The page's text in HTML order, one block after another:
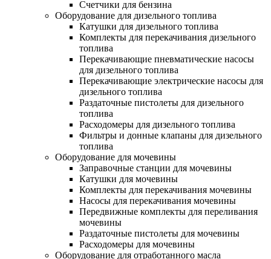
Счетчики для бензина
Оборудование для дизельного топлива
Катушки для дизельного топлива
Комплекты для перекачивания дизельного
топлива
Перекачивающие пневматические насосы
для дизельного топлива
Перекачивающие электрические насосы для
дизельного топлива
Раздаточные пистолеты для дизельного
топлива
Расходомеры для дизельного топлива
Фильтры и донные клапаны для дизельного
топлива
Оборудование для мочевины
Заправочные станции для мочевины
Катушки для мочевины
Комплекты для перекачивания мочевины
Насосы для перекачивания мочевины
Передвижные комплекты для переливания
мочевины
Раздаточные пистолеты для мочевины
Расходомеры для мочевины
Оборудование для отработанного масла